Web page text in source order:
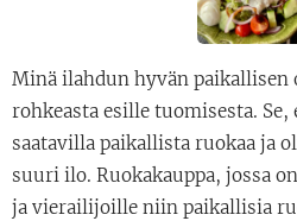
Minä ilahdun hyvän
rohkeasta esille tuomisesta.
saatavilla paikallista ruokaa ja
suuri ilo. Ruokakauppa, jossa
ja vierailijoille niin paikallisia